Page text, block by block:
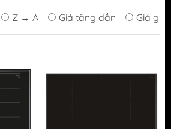
Z → A Giá tăng dần Giá